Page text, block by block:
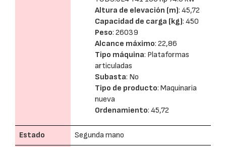
Altura de elevación (m): 45,72
Capacidad de carga (kg): 450
Peso: 26039
Alcance máximo: 22,86
Tipo máquina: Plataformas
articuladas
Subasta: No
Tipo de producto: Maquinaria
nueva
Ordenamiento: 45,72
Estado Segunda mano